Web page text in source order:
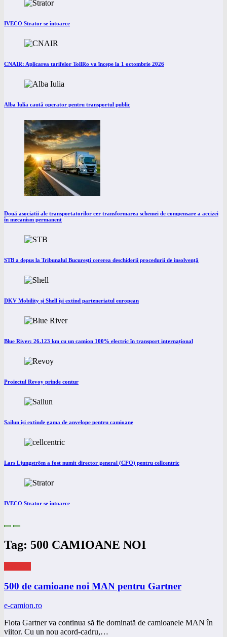
IVECO Strator se întoarce
CNAIR: Aplicarea tarifelor TollRo va începe la 1 octombrie 2026
Alba Iulia caută operator pentru transportul public
Două asociații ale transportatorilor cer transformarea schemei de compensare a accizei
în mecanism permanent
STB a depus la Tribunalul București cererea deschiderii procedurii de insolvență
DKV Mobility și Shell își extind parteneriatul european
Blue River: 26.123 km cu un camion 100% electric în transport internațional
Proiectul Revoy prinde contur
Sailun își extinde gama de anvelope pentru camioane
Lars Ljungström a fost numit director general (CFO) pentru cellcentric
IVECO Strator se întoarce
Tag: 500 CAMIOANE NOI
500 de camioane noi MAN pentru Gartner
e-camion.ro
Flota Gartner va continua să fie dominată de camioanele MAN în
viitor. Cu un nou acord-cadru,…